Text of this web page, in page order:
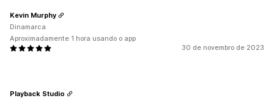
30 de novembro de 2023
Kevin Murphy
Dinamarca
Aproximadamente 1 hora usando o app
Playback Studio